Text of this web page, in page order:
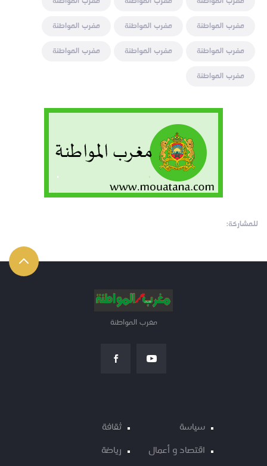
مغرب المواطنة
مغرب المواطنة
مغرب المواطنة
مغرب المواطنة
مغرب المواطنة
مغرب المواطنة
مغرب المواطنة
للمشاركة:
مغرب المواطنة
سياسة
اقتصاد و أعمال
ثقافة
رياضة